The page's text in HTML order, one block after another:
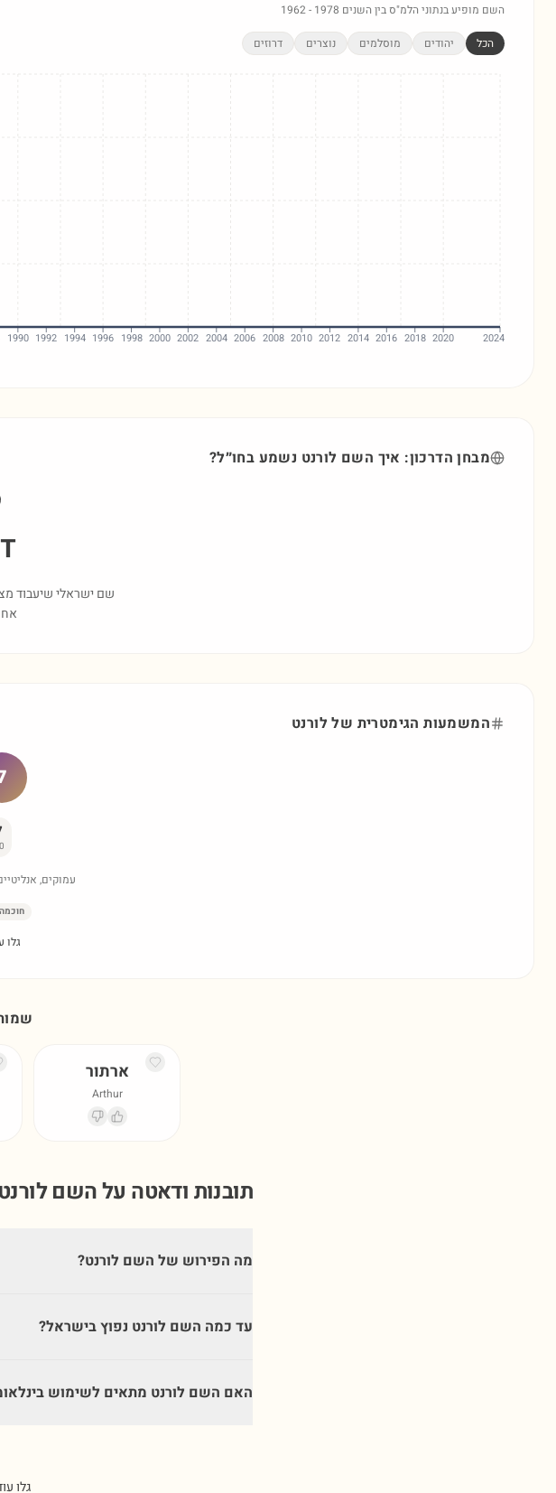
השם מופיע בנתוני הלמ"ס בין השנים 1962- 1978
הכל יהודים מוסלמים נוצרים דרוזים
1990 1992 1994 1996 1998 2000 2002 2004 2006 2008 2010 2012 2014 2016 2018 2020 2024
מבחן הדרכון: איך השם לורנט נשמע בחו״ל?
שם ישראלי שיעבוד
המשמעות הגימטרית שללורנט
עמוקים,
חוכמה
גלו
ארתור
Arthur
תובנות ודאטה על השםלורנט
מה הפירוש של השם לורנט?
עד כמה השם לורנט נפוץ בישראל?
האם השם לורנט מתאים לשימוש
גלו